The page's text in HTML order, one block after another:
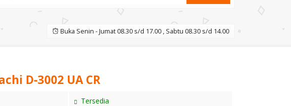
Buka Senin - Jumat 08.30 s/d 17.00 , Sabtu 08.30 s/d 14.00
D-3002 UA CR
Tersedia